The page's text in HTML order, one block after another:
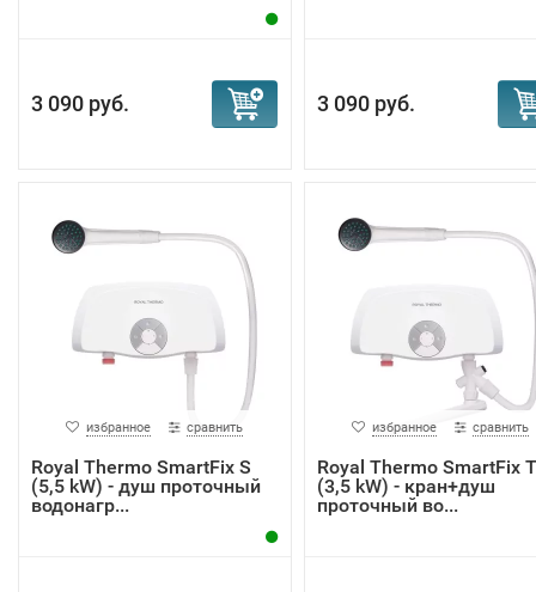
3 090 руб. 3 090 руб.
избранное сравнить
Royal Thermo SmartFix S
(5,5 kW) - душ проточный
водонагр...
избранное сравнить
Royal Thermo SmartFix
(3,5 kW) - кран+душ
проточный во...